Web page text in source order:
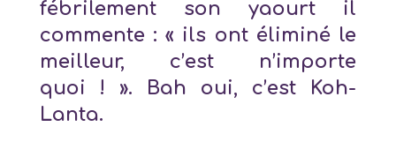
fébrilement son yaourt il
commente : « ils ont éliminé le
meilleur, c’est n’importe
quoi ! ». Bah oui, c’est Koh-
Lanta.